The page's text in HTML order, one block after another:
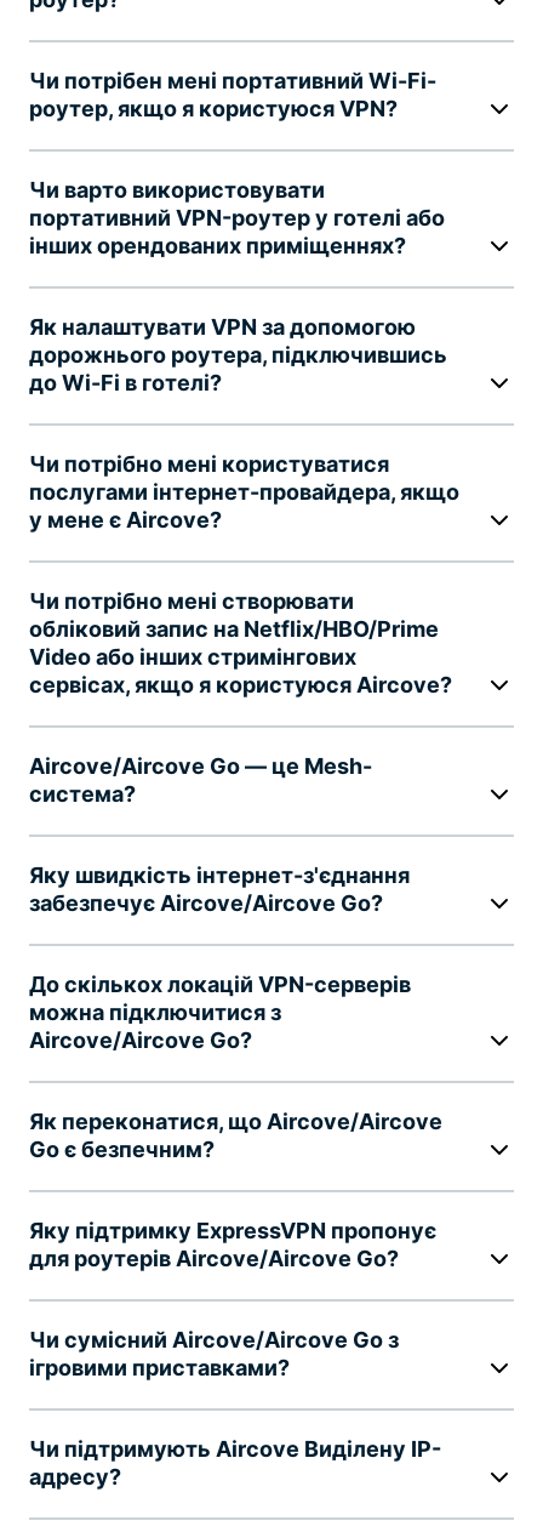
Чи потрібен мені портативний Wi-Fi-
роутер, якщо я користуюся VPN?
Чи варто використовувати
портативний VPN-роутер у готелі або
інших орендованих приміщеннях?
Як налаштувати VPN за допомогою
дорожнього роутера, підключившись
до Wi-Fi в готелі?
Чи потрібно мені користуватися
послугами інтернет-провайдера, якщо
у мене є Aircove?
Чи потрібно мені створювати
обліковий запис на Netflix/HBO/Prime
Video або інших стримінгових
сервісах, якщо я користуюся Aircove?
Aircove/Aircove Go — це Mesh-
система?
Яку швидкість інтернет-з'єднання
забезпечує Aircove/Aircove Go?
До скількох локацій VPN-серверів
можна підключитися з
Aircove/Aircove Go?
Як переконатися, що Aircove/Aircove
Go є безпечним?
Яку підтримку ExpressVPN пропонує
для роутерів Aircove/Aircove Go?
Чи сумісний Aircove/Aircove Go з
ігровими приставками?
Чи підтримують Aircove Виділену IP-
адресу?